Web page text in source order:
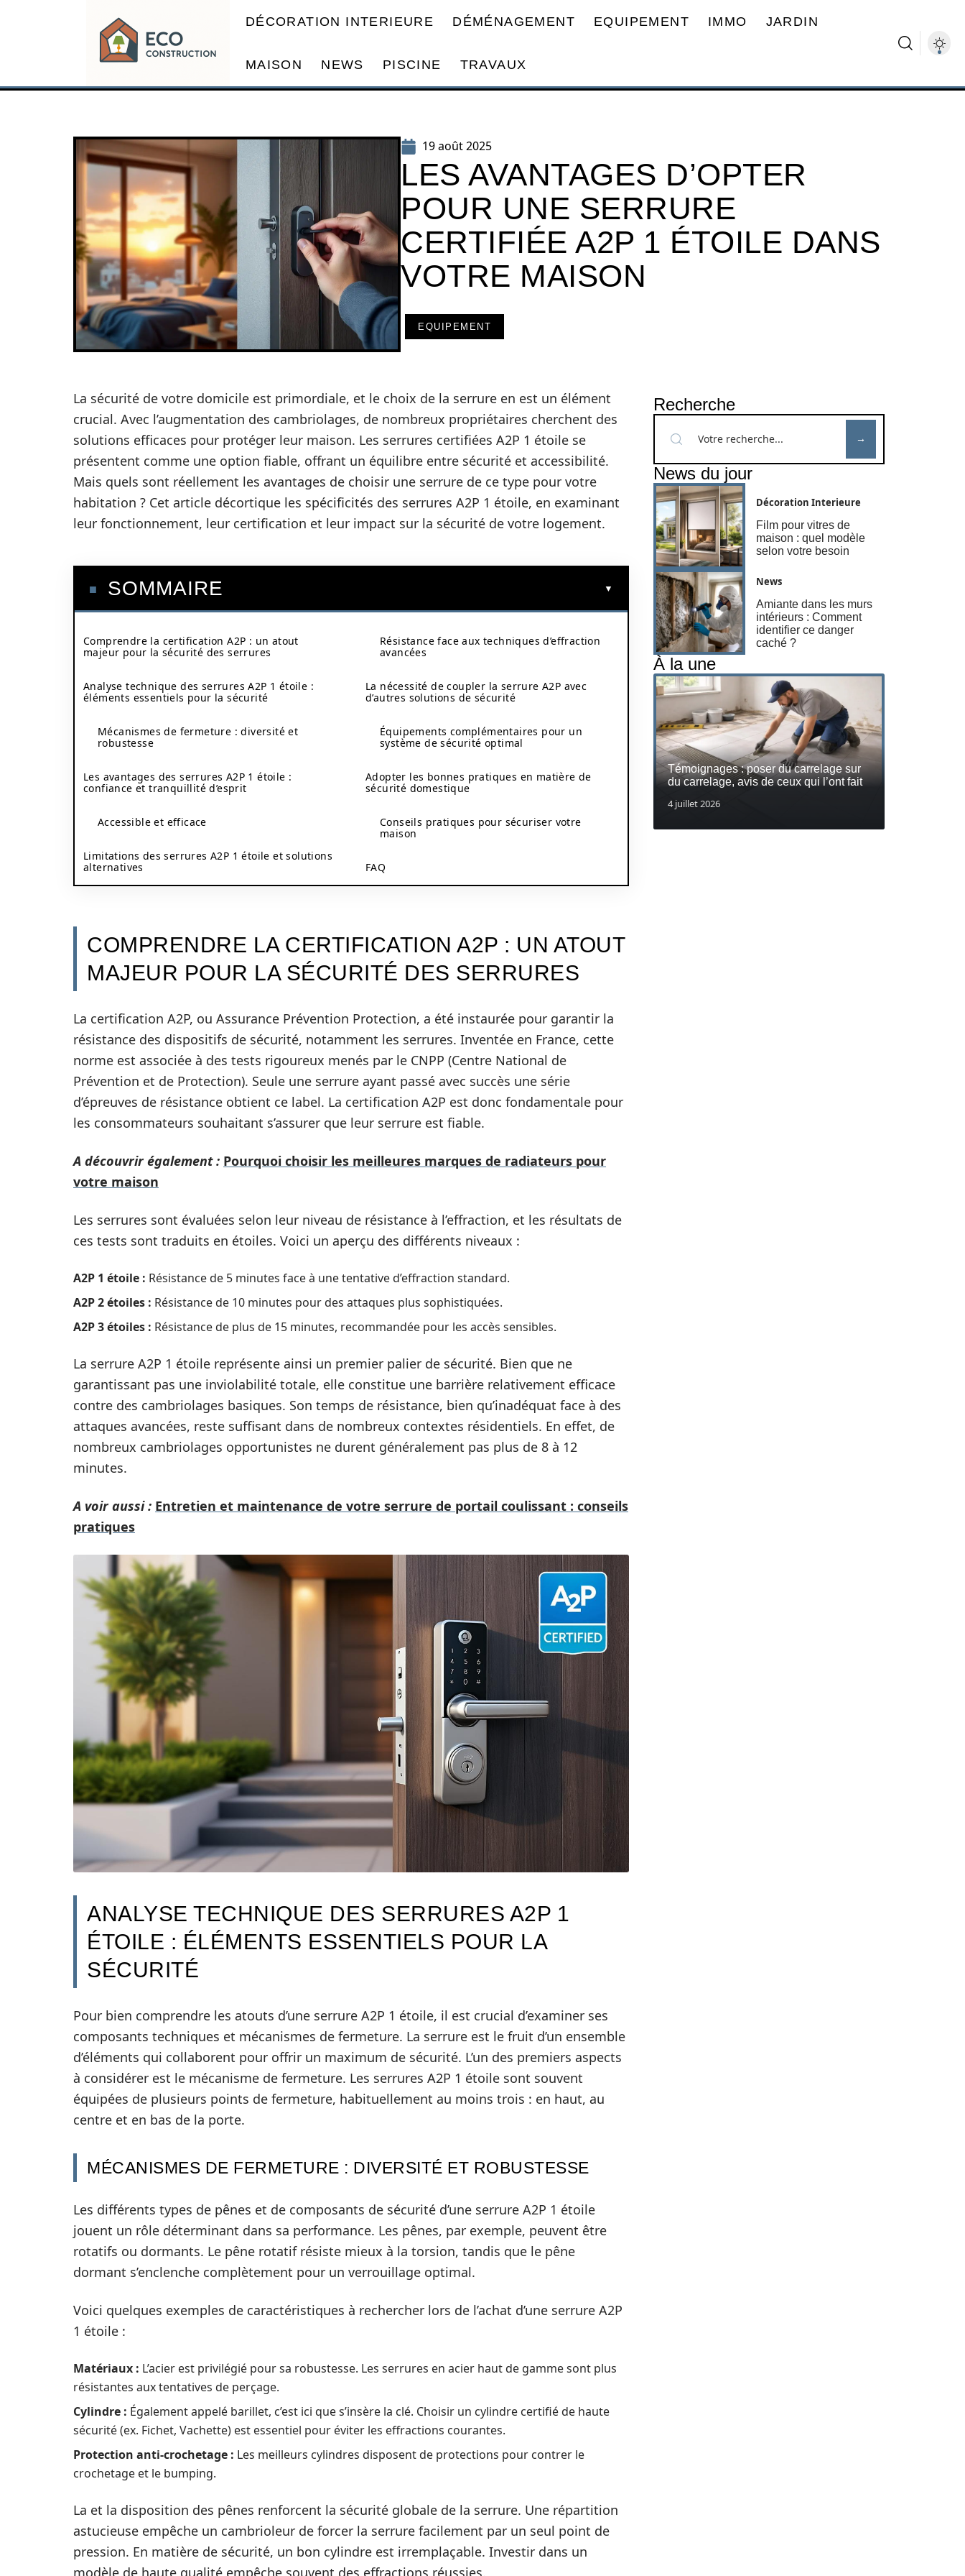
DÉCORATION INTERIEURE DÉMÉNAGEMENT EQUIPEMENT IMMO JARDIN
MAISON NEWS PISCINE TRAVAUX
19 août 2025
LES AVANTAGES D’OPTER
POUR UNE SERRURE
CERTIFIÉE A2P 1 ÉTOILE DANS
VOTRE MAISON
EQUIPEMENT
La sécurité de votre domicile est primordiale, et le choix de la serrure en est un élément
crucial. Avec l’augmentation des cambriolages, de nombreux propriétaires cherchent des
solutions efficaces pour protéger leur maison. Les serrures certifiées A2P 1 étoile se
présentent comme une option fiable, offrant un équilibre entre sécurité et accessibilité.
Mais quels sont réellement les avantages de choisir une serrure de ce type pour votre
habitation ? Cet article décortique les spécificités des serrures A2P 1 étoile, en examinant
leur fonctionnement, leur certification et leur impact sur la sécurité de votre logement.
SOMMAIRE
Comprendre la certification A2P : un atout
majeur pour la sécurité des serrures
Analyse technique des serrures A2P 1 étoile :
éléments essentiels pour la sécurité
Mécanismes de fermeture : diversité et
robustesse
Les avantages des serrures A2P 1 étoile :
confiance et tranquillité d’esprit
Accessible et efficace
Limitations des serrures A2P 1 étoile et solutions
alternatives
Résistance face aux techniques d’effraction
avancées
La nécessité de coupler la serrure A2P avec
d’autres solutions de sécurité
Équipements complémentaires pour un
système de sécurité optimal
Adopter les bonnes pratiques en matière de
sécurité domestique
Conseils pratiques pour sécuriser votre
maison
FAQ
COMPRENDRE LA CERTIFICATION A2P : UN ATOUT
MAJEUR POUR LA SÉCURITÉ DES SERRURES
La certification A2P, ou Assurance Prévention Protection, a été instaurée pour garantir la
résistance des dispositifs de sécurité, notamment les serrures. Inventée en France, cette
norme est associée à des tests rigoureux menés par le CNPP (Centre National de
Prévention et de Protection). Seule une serrure ayant passé avec succès une série
d’épreuves de résistance obtient ce label. La certification A2P est donc fondamentale pour
les consommateurs souhaitant s’assurer que leur serrure est fiable.
A découvrir également : Pourquoi choisir les meilleures marques de radiateurs pour
votre maison
Les serrures sont évaluées selon leur niveau de résistance à l’effraction, et les résultats de
ces tests sont traduits en étoiles. Voici un aperçu des différents niveaux :
A2P 1 étoile : Résistance de 5 minutes face à une tentative d’effraction standard.
A2P 2 étoiles : Résistance de 10 minutes pour des attaques plus sophistiquées.
A2P 3 étoiles : Résistance de plus de 15 minutes, recommandée pour les accès sensibles.
La serrure A2P 1 étoile représente ainsi un premier palier de sécurité. Bien que ne
garantissant pas une inviolabilité totale, elle constitue une barrière relativement efficace
contre des cambriolages basiques. Son temps de résistance, bien qu’inadéquat face à des
attaques avancées, reste suffisant dans de nombreux contextes résidentiels. En effet, de
nombreux cambriolages opportunistes ne durent généralement pas plus de 8 à 12
minutes.
A voir aussi : Entretien et maintenance de votre serrure de portail coulissant : conseils
pratiques
ANALYSE TECHNIQUE DES SERRURES A2P 1
ÉTOILE : ÉLÉMENTS ESSENTIELS POUR LA
SÉCURITÉ
Pour bien comprendre les atouts d’une serrure A2P 1 étoile, il est crucial d’examiner ses
composants techniques et mécanismes de fermeture. La serrure est le fruit d’un ensemble
d’éléments qui collaborent pour offrir un maximum de sécurité. L’un des premiers aspects
à considérer est le mécanisme de fermeture. Les serrures A2P 1 étoile sont souvent
équipées de plusieurs points de fermeture, habituellement au moins trois : en haut, au
centre et en bas de la porte.
MÉCANISMES DE FERMETURE : DIVERSITÉ ET ROBUSTESSE
Les différents types de pênes et de composants de sécurité d’une serrure A2P 1 étoile
jouent un rôle déterminant dans sa performance. Les pênes, par exemple, peuvent être
rotatifs ou dormants. Le pêne rotatif résiste mieux à la torsion, tandis que le pêne
dormant s’enclenche complètement pour un verrouillage optimal.
Voici quelques exemples de caractéristiques à rechercher lors de l’achat d’une serrure A2P
1 étoile :
Matériaux : L’acier est privilégié pour sa robustesse. Les serrures en acier haut de gamme sont plus
résistantes aux tentatives de perçage.
Cylindre : Également appelé barillet, c’est ici que s’insère la clé. Choisir un cylindre certifié de haute
sécurité (ex. Fichet, Vachette) est essentiel pour éviter les effractions courantes.
Protection anti-crochetage : Les meilleurs cylindres disposent de protections pour contrer le
crochetage et le bumping.
La et la disposition des pênes renforcent la sécurité globale de la serrure. Une répartition
astucieuse empêche un cambrioleur de forcer la serrure facilement par un seul point de
pression. En matière de sécurité, un bon cylindre est irremplaçable. Investir dans un
modèle de haute qualité empêche souvent des effractions réussies.
Recherche
News du jour
Décoration Interieure
Film pour vitres de
maison : quel modèle
selon votre besoin
News
Amiante dans les murs
intérieurs : Comment
identifier ce danger
caché ?
À la une
Témoignages : poser du carrelage sur
du carrelage, avis de ceux qui l’ont fait
4 juillet 2026